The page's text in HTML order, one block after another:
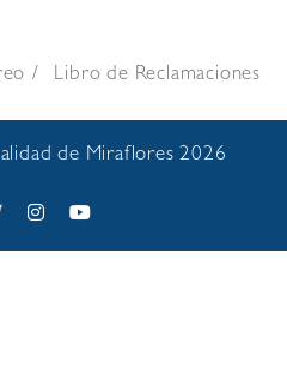
Libro de Reclamaciones
de Miraflores 2026